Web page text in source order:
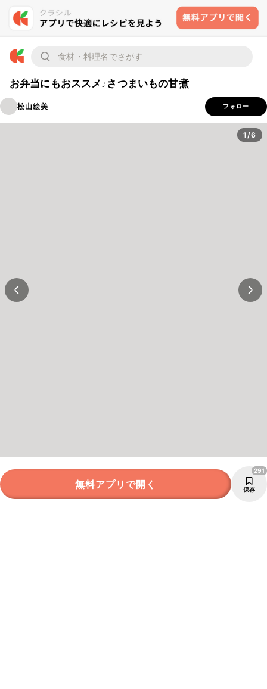
お弁当にもおススメ♪さつまいもの甘煮
松山絵美 フォロー
1/6
無料アプリで開く 保存
291